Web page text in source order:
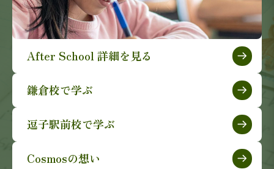
After School 詳細を見る
鎌倉校で学ぶ
逗子駅前校で学ぶ
Cosmosの想い